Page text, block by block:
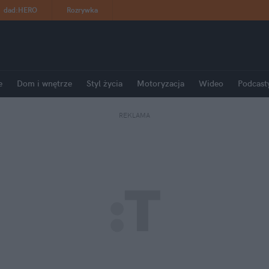
dad:HERO Rozrywka
Dom i wnętrze Styl życia Motoryzacja Wideo
REKLAMA